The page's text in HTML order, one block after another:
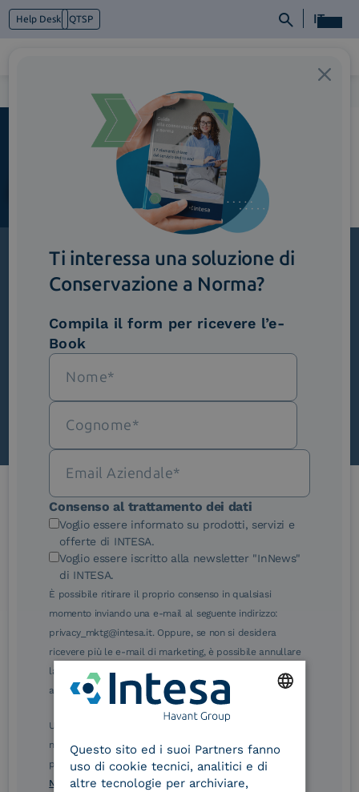
Help Desk QTSP IT
Cosa facciamo
ImmagineInEvidenza_Catalogo
Iscriviti alla newsletter
Novità, iniziative ed eventi dal mondo della
trasformazione digitale.
Scopri InNews
Le nostre certificazioni
eIDAS Qualified Trust
Service Provider
eIDAS Qualified Trust
Remote Qualified
Electronic Signature /
Seal Creation
Service Provider e
Aggregatore SPID
Service Provider e
Aggregatore CIE
Ti interessa una soluzione di
Conservazione a Norma?
Compila il form per ricevere l’e-
Book
Consenso al trattamento dei dati
Voglio essere informato su prodotti, servizi e
offerte di INTESA.
Voglio essere iscritto alla newsletter "InNews"
di INTESA.
È possibile ritirare il proprio consenso in qualsiasi
momento inviando una e-mail al seguente indirizzo:
privacy_mktg@intesa.it. Oppure, se non si desidera
ricevere più le e-mail di marketing, è possibile annullare
la sottoscrizione facendo clic sul relativo link di
annullamento sottoscrizione, in qualsiasi e-mail.
Ulteriori informazioni sulle procedure sono disponibili
nelle Norme di tutela della privacy INTESA. Inoltrando il
presente modulo, dichiaro di aver letto e compreso le
Norme di tutela della privacy INTESA.
ITALIAN
Questo sito ed i suoi Partners fanno
uso di cookie tecnici, analitici e di
altre tecnologie per archiviare,